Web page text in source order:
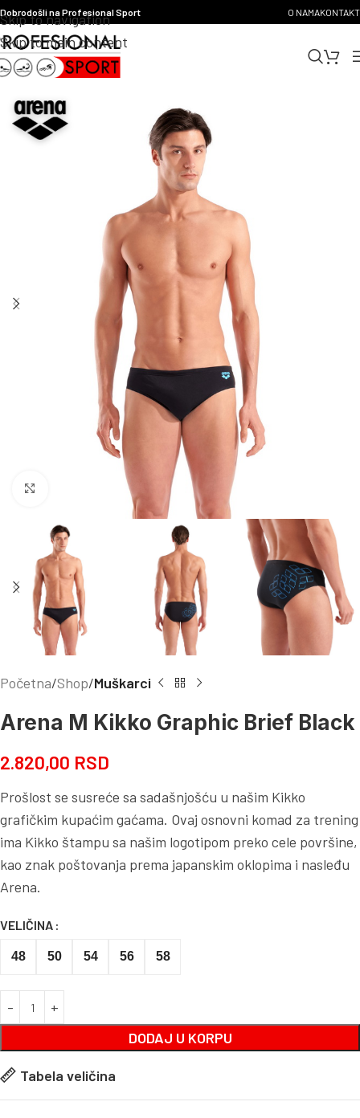
Skip to navigation
Skip to main content
Dobrodošli na Profesional Sport O NAMAKONTAKT
Kliknite za uvećanje
Početna Shop Muškarci
Arena M Kikko Graphic Brief Black
2.820,00 RSD
Prošlost se susreće sa sadašnjošću u našim Kikko
grafičkim kupaćim gaćama. Ovaj osnovni komad za trening
ima Kikko štampu sa našim logotipom preko cele površine,
kao znak poštovanja prema japanskim oklopima i nasleđu
Arena.
VELIČINA
48 50 54 56 58
DODAJ U KORPU
Tabela veličina